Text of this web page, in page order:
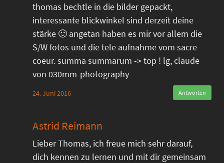
thomas bechtle in die bilder gepackt,
interessante blickwinkel sind derzeit deine
stärke 🙂 angetan haben es mir vor allem die
S/W fotos und die tele aufnahme vom sacre
coeur. summa summarum -> top ! lg, claude
von 030mm-photography
24. Juni 2016 Antworten
Astrid Reimann
Lieber Thomas, ich freue mich sehr darauf,
dich kennen zu lernen und mit dir gemeinsam